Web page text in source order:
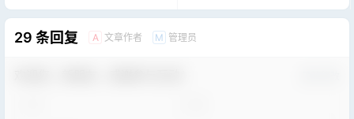
29 条回复 A 文章作者 M 管理员